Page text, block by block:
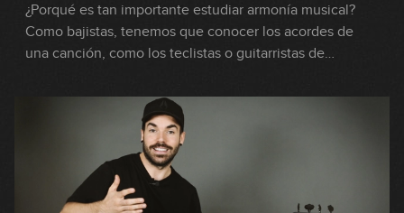
¿Porqué es tan importante estudiar armonía musical?
Como bajistas, tenemos que conocer los acordes de
una canción, como los teclistas o guitarristas de